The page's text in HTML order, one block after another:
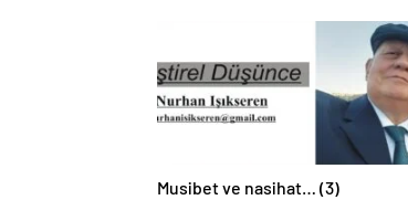
Musibet ve nasihat… (3)